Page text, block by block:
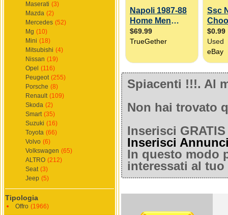
Maserati (3)
Mazda (2)
Mercedes (52)
Mg (10)
Mini (18)
Mitsubishi (4)
Nissan (19)
Opel (116)
Peugeot (255)
Porsche (8)
Renault (109)
Skoda (2)
Smart (35)
Suzuki (16)
Toyota (66)
Volvo (6)
Volkswagen (65)
ALTRO (212)
Seat (3)
Jeep (5)
Tipologia
Offro (1966)
Spiacenti !!!. Al
Non hai trovato
Inserisci
Inserisci
In questo modo
interessati al